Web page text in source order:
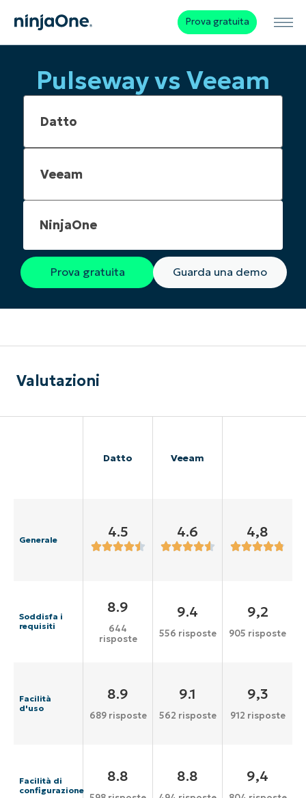
Prova gratuita
Pulseway vs Veeam
NinjaOne
Prova gratuita Guarda una demo
Valutazioni
Datto Veeam
Generale 4.5 4.6 4,8
Soddisfa i
requisiti
8.9
644
risposte
9.4
556 risposte
9,2
905 risposte
Facilità
d'uso
8.9
689 risposte
9.1
562 risposte
9,3
912 risposte
Facilità di
configurazione
8.8 8.8 9,4